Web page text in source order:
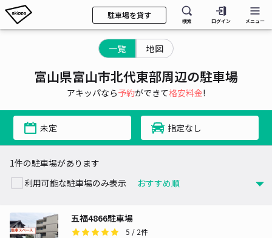
駐車場を貸す
検索 ログイン メニュー
一覧 地図
富山県富山市北代東部周辺の駐車場
アキッパなら予約ができて格安料金!
未定 指定なし
1件の駐車場があります
利用可能な駐車場のみ表示
五福4866駐車場
5 / 2件